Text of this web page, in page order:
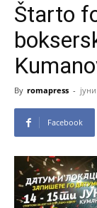
Štarto
By romapress -
Facebook